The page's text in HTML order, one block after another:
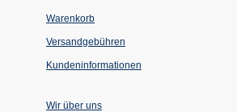
Warenkorb
Versandgebühren
Kundeninformationen
Wir über uns